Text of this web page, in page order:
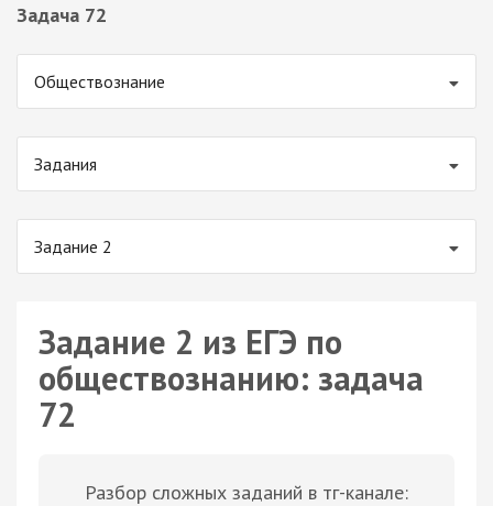
Задача 72
Обществознание
Задания
Задание 2
Задание 2 из ЕГЭ по
обществознанию: задача
72
Разбор сложных заданий в тг-канале: